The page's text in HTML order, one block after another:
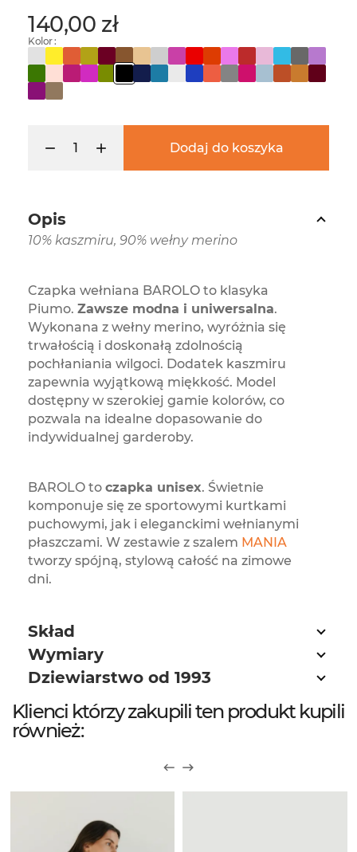
140,00 zł
Kolor :
Dodaj do koszyka
Opis
10% kaszmiru, 90% wełny merino
Czapka wełniana BAROLO to klasyka
Piumo. Zawsze modna i uniwersalna.
Wykonana z wełny merino, wyróżnia się
trwałością i doskonałą zdolnością
pochłaniania wilgoci. Dodatek kaszmiru
zapewnia wyjątkową miękkość. Model
dostępny w szerokiej gamie kolorów, co
pozwala na idealne dopasowanie do
indywidualnej garderoby.
BAROLO to czapka unisex. Świetnie
komponuje się ze sportowymi kurtkami
puchowymi, jak i eleganckimi wełnianymi
płaszczami. W zestawie z szalem MANIA
tworzy spójną, stylową całość na zimowe
dni.
Skład
Wymiary
Dziewiarstwo od 1993
Klienci którzy zakupili ten produkt kupili
również: